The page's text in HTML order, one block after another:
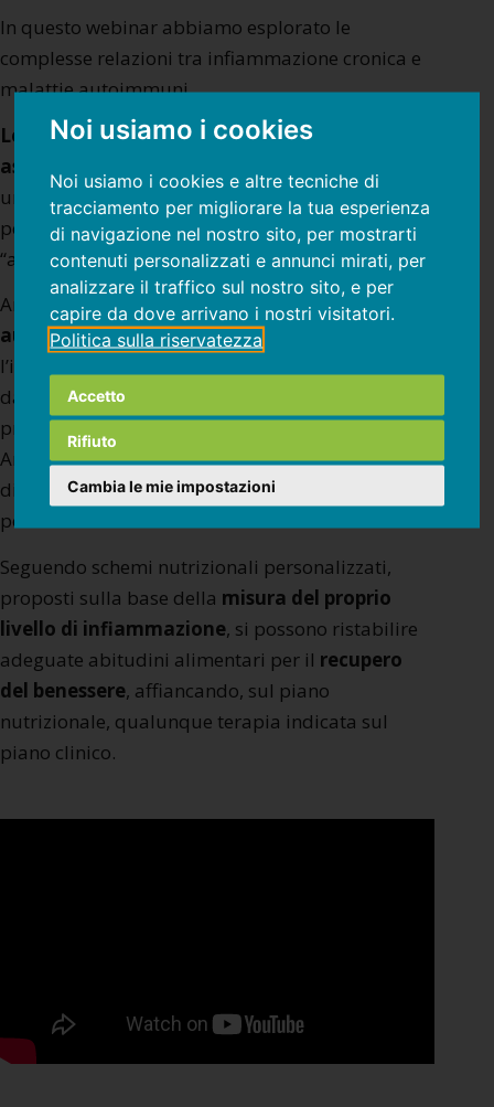
Noi usiamo i cookies
Noi usiamo i cookies e altre tecniche di
tracciamento per migliorare la tua esperienza
di navigazione nel nostro sito, per mostrarti
contenuti personalizzati e annunci mirati, per
analizzare il traffico sul nostro sito, e per
capire da dove arrivano i nostri visitatori.
Politica sulla riservatezza
Accetto
Rifiuto
Cambia le mie impostazioni
In questo webinar abbiamo esplorato le
complesse relazioni tra infiammazione cronica e
malattie autoimmuni.
Le malattie autoimmuni sono spesso
associate all’infiammazione
una percezione distorta dell’autoimmunità,
pensando erroneamente che il proprio corpo stia
“autodistruggendosi” dall’interno.
Anche nelLupus, così come in forme artritiche
autoimmunio nelletiroiditi, gestire
l’infiammazione causata dalla
dall’
alimentazione
problema e favorire, in molti casi, la guarigione.
Anche quando l’alimentazione non è la causa
diretta, può contribuire al controllo clinico e al
possibile decorso della malattia.
Seguendo schemi nutrizionali personalizzati,
proposti sulla base della misura del proprio
livello di infiammazione, si possono ristabilire
adeguate abitudini alimentari per il recupero
del benessere, affiancando, sul piano
nutrizionale, qualunque terapia indicata sul
piano clinico.